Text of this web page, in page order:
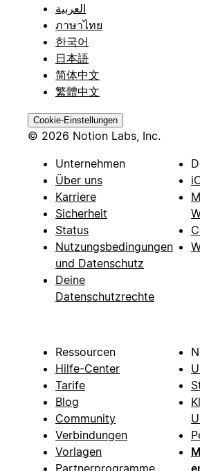
العربية
ภาษาไทย
한국어
日本語
简体中文
繁體中文
Cookie-Einstellungen
© 2026 Notion Labs, Inc.
Unternehmen
Über uns
Karriere
Sicherheit
Status
Nutzungsbedingungen
und Datenschutz
Deine
Datenschutzrechte
Ressourcen
Hilfe-Center
Tarife
Blog
Community
Verbindungen
Vorlagen
Partnerprogramme